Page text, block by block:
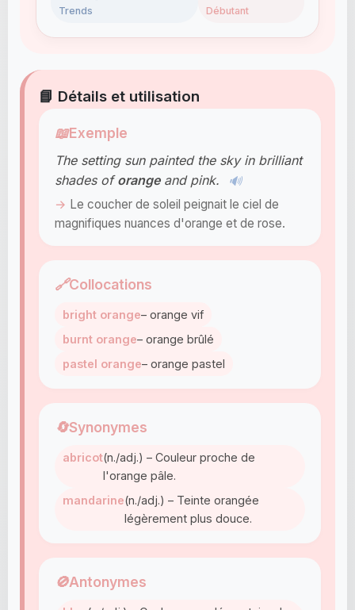
Trends
Débutant
📘 Détails et utilisation
📖Exemple
The setting sun painted the sky in brilliant
shades oforangeand pink. 🔊
Le coucher de soleil peignait le ciel de
magnifiques nuances d'orange et de rose.
🔗Collocations
bright orange– orange vif
burnt orange– orange brûlé
pastel orange– orange pastel
🔄Synonymes
abricot(n./adj.) – Couleur proche de
l'orange pâle.
mandarine(n./adj.) – Teinte orangée
légèrement plus douce.
🚫Antonymes